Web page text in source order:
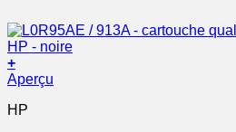
+
Aperçu
HP